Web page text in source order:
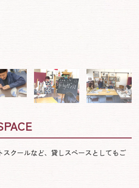
スクールなど、貸しスペースとしてもご